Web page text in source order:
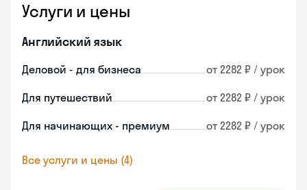
Услуги и цены
Английский язык
Деловой - для бизнеса от 2282 ₽ / урок
Для путешествий от 2282 ₽ / урок
Для начинающих - премиум от 2282 ₽ / урок
Все услуги и цены (4)